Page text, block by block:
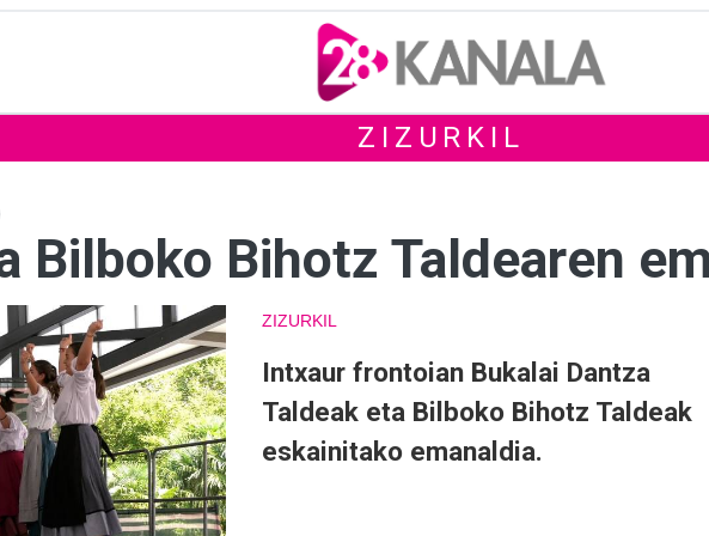
ZIZURKIL
Bilboko Bihotz Taldearen
ZIZURKIL
Intxaur frontoian Bukalai Dantza
Taldeak eta Bilboko Bihotz Taldeak
eskainitako emanaldia.